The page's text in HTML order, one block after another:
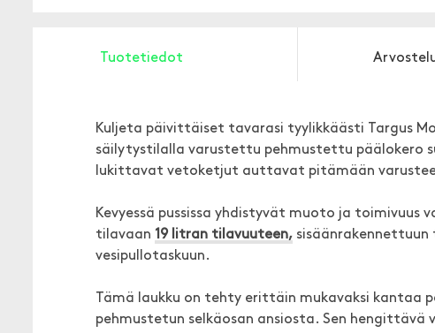
Tuotetiedot
Kuljeta päivittäiset tavarasi tyylikkäästi Targus
säilytystilalla varustettu pehmustettu päälokero
lukittavat vetoketjut auttavat pitämään
Kevyessä pussissa yhdistyvät muoto ja toimivuus
tilavaan 19 litran tilavuuteen,
vesipullotaskuun.
Tämä laukku on tehty erittäin mukavaksi kantaa
pehmustetun selkäosan ansiosta. Sen